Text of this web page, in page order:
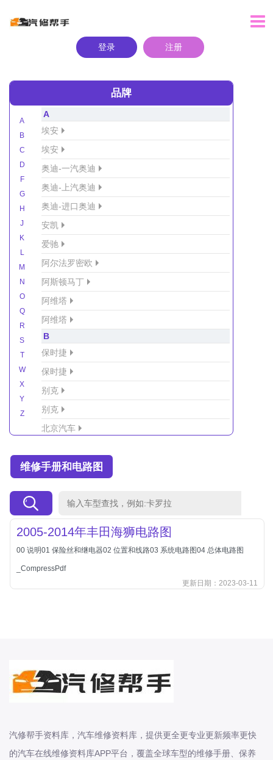
登录 注册
品牌
A
B
C
D
F
G
H
J
K
L
M
N
O
Q
R
S
T
W
X
Y
Z
A
埃安
埃安
奥迪-一汽奥迪
奥迪-上汽奥迪
奥迪-进口奥迪
安凯
爱驰
阿尔法罗密欧
阿斯顿马丁
阿维塔
阿维塔
B
保时捷
保时捷
别克
别克
北京汽车
北京越野车
北汽制造
宝沃
宝马
宝骏
宾利
维修手册和电路图
2005-2014年丰田海狮电路图
00 说明01 保险丝和继电器02 位置和线路03 系统电路图04 总体电路图
_CompressPdf
更新日期：2023-03-11
汽修帮手资料库，汽车维修资料库，提供更全更专业更新频率更快
的汽车在线维修资料库APP平台，覆盖全球车型的维修手册、保养